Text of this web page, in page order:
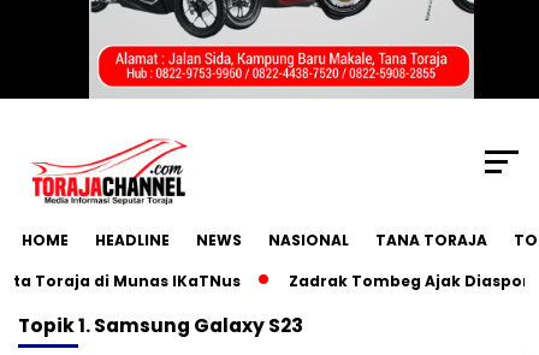
HOME HEADLINE NEWS NASIONAL TANA TORAJA
Toraja di Munas IKaTNus
Zadrak Tombeg Ajak Diaspora
Topik1. Samsung Galaxy S23